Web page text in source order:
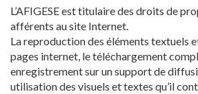
L’AFIGESE est titulaire des droits de
afférents au site Internet.
La reproduction des éléments textuels
pages internet, le téléchargement
enregistrement sur un support de
utilisation des visuels et textes qu’il